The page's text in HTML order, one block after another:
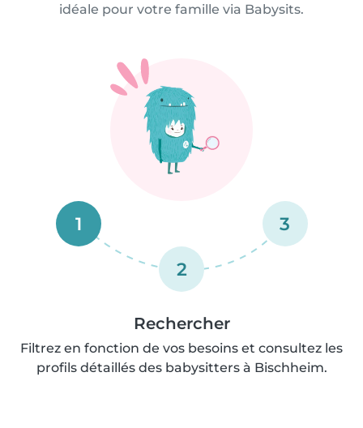
idéale pour votre famille via Babysits.
1
2
3
Rechercher
Filtrez en fonction de vos besoins et consultez les
profils détaillés des babysitters à Bischheim.